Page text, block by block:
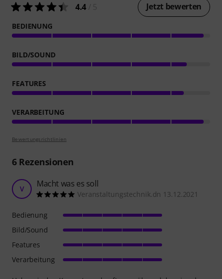
4.4 Jetzt bewerten
BEDIENUNG
BILD/SOUND
FEATURES
VERARBEITUNG
Bewertungsrichtlinien
6Rezensionen
V Macht was es soll
Veranstaltungstechnik.dn 13.12.2021
Bedienung
Bild/Sound
Features
Verarbeitung